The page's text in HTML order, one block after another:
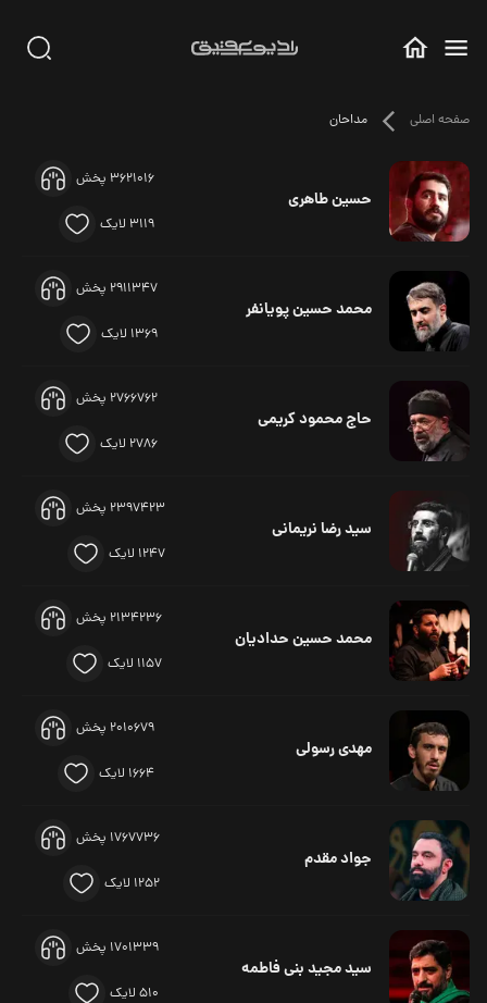
صفحه اصلی مداحان
حسین طاهری
3621016 پخش
3119 لایک
محمد حسین پویانفر
2911347 پخش
1369 لایک
حاج محمود کریمی
2766762 پخش
2786 لایک
سید رضا نریمانی
2397423 پخش
1247 لایک
محمد حسین حدادیان
2134236 پخش
1157 لایک
مهدی رسولی
2010679 پخش
1664 لایک
جواد مقدم
1767736 پخش
1252 لایک
سید مجید بنی فاطمه
1701339 پخش
510 لایک